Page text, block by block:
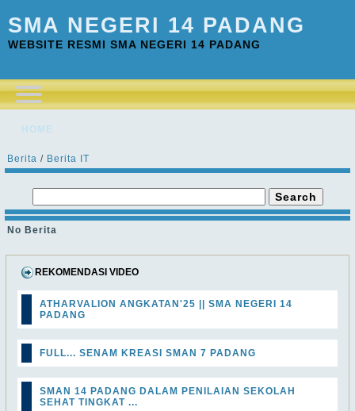
SMA NEGERI 14 PADANG
WEBSITE RESMI SMA NEGERI 14 PADANG
HOME
Berita / Berita IT
No Berita
REKOMENDASI VIDEO
ATHARVALION ANGKATAN'25 || SMA NEGERI 14
PADANG
FULL... SENAM KREASI SMAN 7 PADANG
SMAN 14 PADANG DALAM PENILAIAN SEKOLAH
SEHAT TINGKAT ...